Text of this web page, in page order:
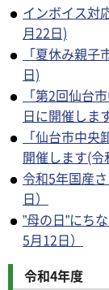
インボイス対
月22日)
「夏休み親
日)
「第2回仙台
日に開催しま
「仙台市中
開催します(
令和5年国産
日）
”母の日”にち
5月12日）
令和4年度